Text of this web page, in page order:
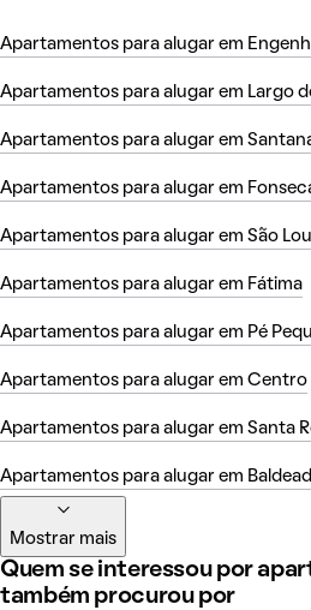
Apartamentos para alugar em
Apartamentos para alugar em Largo
Apartamentos para alugar em
Apartamentos para alugar em
Apartamentos para alugar em São
Apartamentos para alugar em Fátima
Apartamentos para alugar em Pé
Apartamentos para alugar em Centro
Apartamentos para alugar em Santa
Apartamentos para alugar em
Mostrar mais
Quem se interessou por
também procurou por